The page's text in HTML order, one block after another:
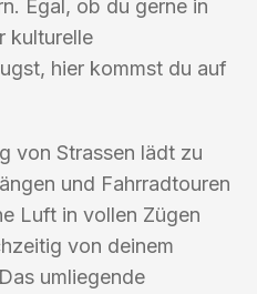
Egal, ob du gerne in
kulturelle
hier kommst du auf
von Strassen lädt zu
und Fahrradtouren
Luft in vollen Zügen
von deinem
umliegende